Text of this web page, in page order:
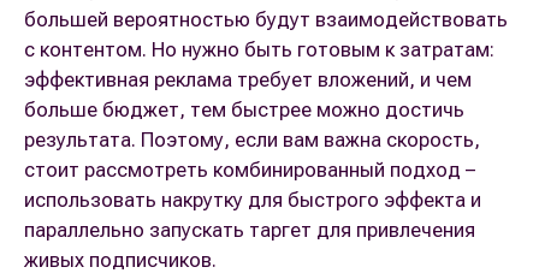
большей вероятностью будут взаимодействовать
с контентом. Но нужно быть готовым к затратам:
эффективная реклама требует вложений, и чем
больше бюджет, тем быстрее можно достичь
результата. Поэтому, если вам важна скорость,
стоит рассмотреть комбинированный подход –
использовать накрутку для быстрого эффекта и
параллельно запускать таргет для привлечения
живых подписчиков.